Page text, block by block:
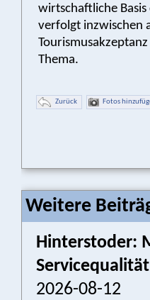
wirtschaftliche
verfolgt inzwischen
Thema.
Zurück Fotos
Weitere
Hinterstoder:
Servicequalität
2026-08-12